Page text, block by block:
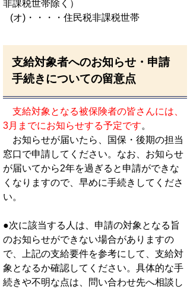
非課税世帯除く）
(オ)・・・・住民税非課税世帯
支給対象者へのお知らせ・申請
手続きについての留意点
支給対象となる被保険者の皆さんには、
3月までにお知らせする予定です。
お知らせが届いたら、国保・後期の担当
窓口で申請してください。なお、お知らせ
が届いてから2年を過ぎると申請ができな
くなりますので、早めに手続きしてくださ
い。
●次に該当する人は、申請の対象となる旨
のお知らせができない場合がありますの
で、上記の支給要件を参考にして、支給対
象となるか確認してください。具体的な手
続きや不明な点は、問い合わせ先へ相談し